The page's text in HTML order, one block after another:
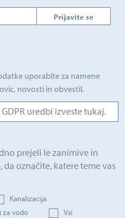
Prijavite se
uporabite za namene
novosti in obvestil.
uredbi izveste tukaj.
prejeli le zanimive in
označite, katere teme vas
Kanalizacija
za vodo Vsi